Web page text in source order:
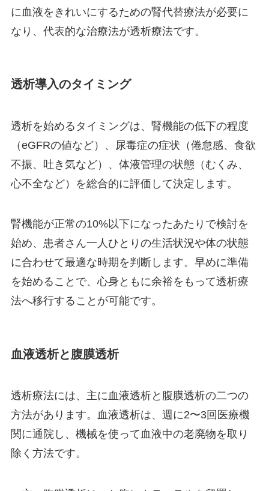
に血液をきれいにするための腎代替療法が必要に
なり、代表的な治療法が透析療法です。
透析導入のタイミング
透析を始めるタイミングは、腎機能の低下の程度
（eGFRの値など）、尿毒症の症状（倦怠感、食欲
不振、吐き気など）、体液管理の状態（むくみ、
心不全など）を総合的に評価して決定します。
腎機能が正常の10%以下になったあたりで検討を
始め、患者さん一人ひとりの生活状況や体の状態
に合わせて最適な時期を判断します。早めに準備
を始めることで、心身ともに余裕をもって透析療
法へ移行することが可能です。
血液透析と腹膜透析
透析療法には、主に血液透析と腹膜透析の二つの
方法があります。血液透析は、週に2〜3回医療機
関に通院し、機械を使って血液中の老廃物を取り
除く方法です。